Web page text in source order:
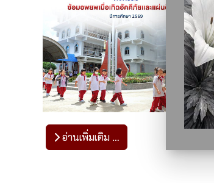
อ่านเพิ่มเติม …